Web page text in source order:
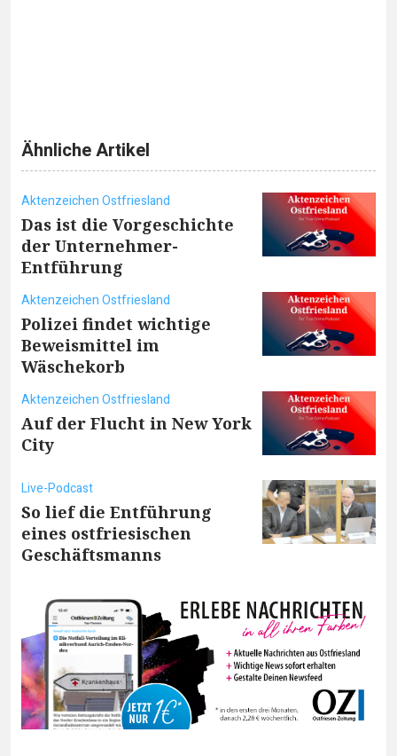
Ähnliche Artikel
Aktenzeichen Ostfriesland
Das ist die Vorgeschichte
der Unternehmer-
Entführung
Aktenzeichen Ostfriesland
Polizei findet wichtige
Beweismittel im
Wäschekorb
Aktenzeichen Ostfriesland
Auf der Flucht in New York
City
Live-Podcast
So lief die Entführung
eines ostfriesischen
Geschäftsmanns